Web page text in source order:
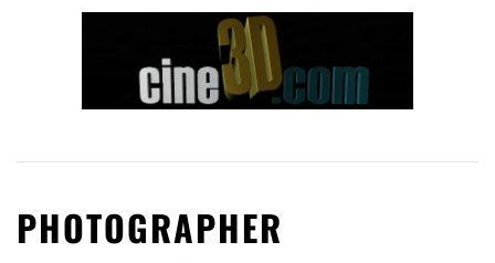
PHOTOGRAPHER